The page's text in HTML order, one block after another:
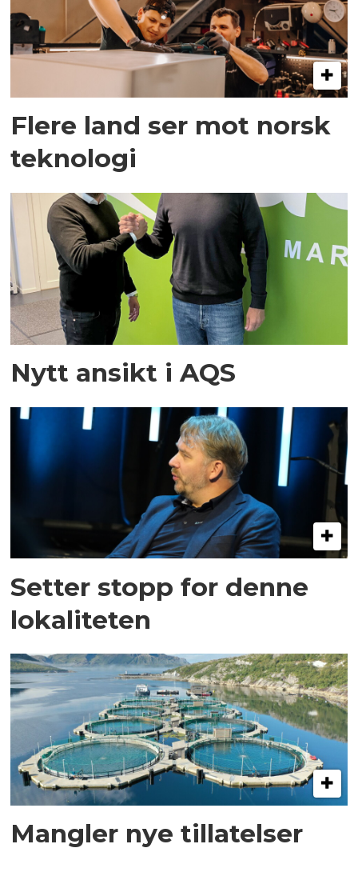
Flere land ser mot norsk
teknologi
Nytt ansikt i AQS
Setter stopp for denne
lokaliteten
Mangler nye tillatelser